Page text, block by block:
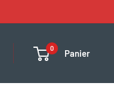
0 Panier